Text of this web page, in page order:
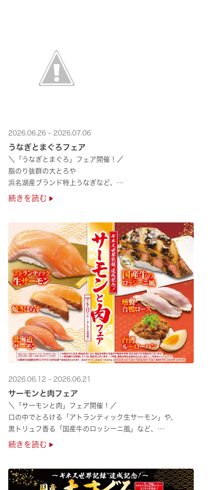
2026.06.26 - 2026.07.06
うなぎとまぐろフェア
＼「うなぎとまぐろ」フェア開催！／
脂のり抜群の大とろや
浜名湖産ブランド特上うなぎなど、
夏のスタミナ補給にぴったりのメニューが勢揃い✨
続きを読む
2026.06.12 - 2026.06.21
サーモンと肉フェア
＼「サーモンと肉」フェア開催！／
口の中でとろける「アトランティック生サーモン」や、
黒トリュフ香る「国産牛のロッシーニ風」など、
圧倒的な贅沢感をぜひ店舗でご堪能ください🍣
続きを読む